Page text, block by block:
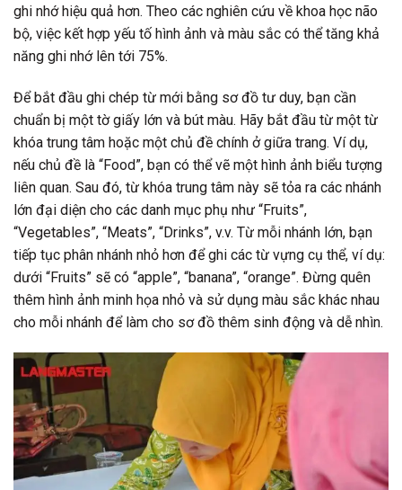
ghi nhớ hiệu quả hơn. Theo các nghiên cứu về khoa học não
bộ, việc kết hợp yếu tố hình ảnh và màu sắc có thể tăng khả
năng ghi nhớ lên tới 75%.
Để bắt đầu ghi chép từ mới bằng sơ đồ tư duy, bạn cần
chuẩn bị một tờ giấy lớn và bút màu. Hãy bắt đầu từ một từ
khóa trung tâm hoặc một chủ đề chính ở giữa trang. Ví dụ,
nếu chủ đề là “Food”, bạn có thể vẽ một hình ảnh biểu tượng
liên quan. Sau đó, từ khóa trung tâm này sẽ tỏa ra các nhánh
lớn đại diện cho các danh mục phụ như “Fruits”,
“Vegetables”, “Meats”, “Drinks”, v.v. Từ mỗi nhánh lớn, bạn
tiếp tục phân nhánh nhỏ hơn để ghi các từ vựng cụ thể, ví dụ:
dưới “Fruits” sẽ có “apple”, “banana”, “orange”. Đừng quên
thêm hình ảnh minh họa nhỏ và sử dụng màu sắc khác nhau
cho mỗi nhánh để làm cho sơ đồ thêm sinh động và dễ nhìn.